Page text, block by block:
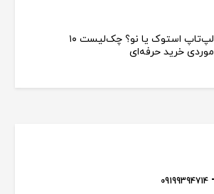
لپ‌تاپ استوک یا نو؟ چک‌لیست ۱۰
موردی خرید حرفه‌ای
09199394714